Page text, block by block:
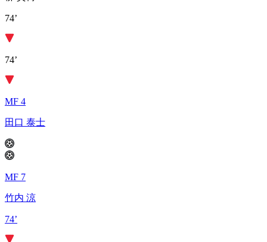
74’
74’
MF 4
田口 泰士
MF 7
竹内 涼
74’